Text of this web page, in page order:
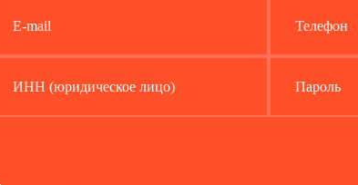
E-mail Телефон
ИНН (юридическое лицо) Пароль